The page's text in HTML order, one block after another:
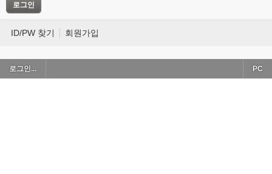
ID/PW 찾기 회원가입
로그인... PC